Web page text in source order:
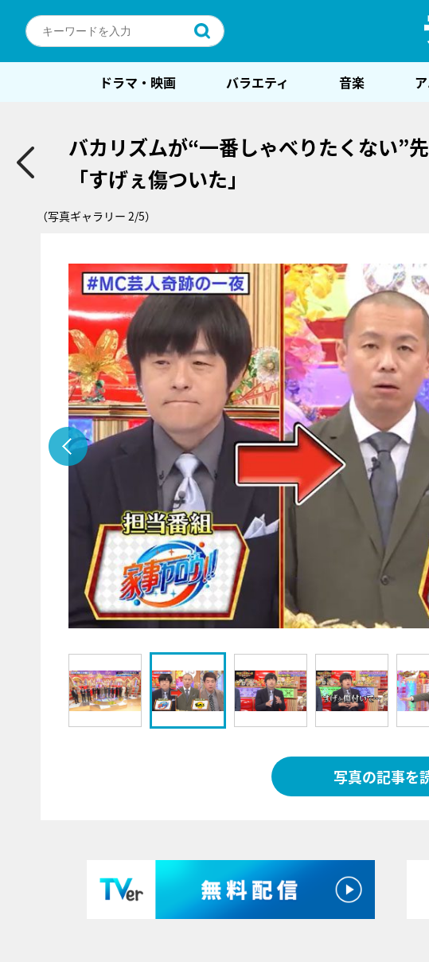
ドラマ・映画 バラエティ 音楽
バカリズムが“一番しゃべりたくない
「すげぇ傷ついた」
（写真ギャラリー 2/5）
写真の記事を